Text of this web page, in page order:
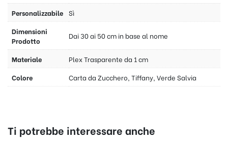
Personalizzabile Sì
Dimensioni
Prodotto
Dai 30 ai 50 cm in base al nome
Materiale
Plex Trasparente da 1 cm
Colore
Carta da Zucchero, Tiffany, Verde Salvia
Ti potrebbe interessare anche